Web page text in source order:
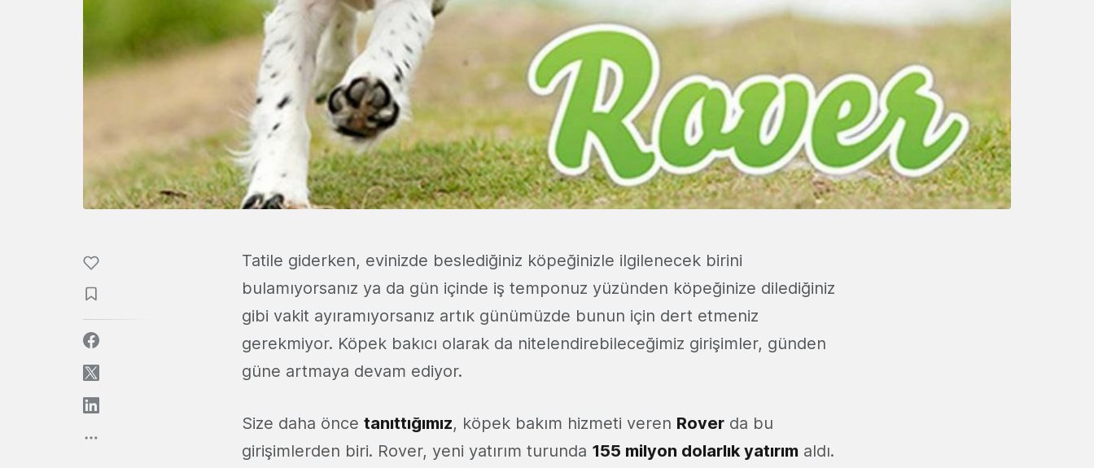
Tatile giderken, evinizde beslediğiniz köpeğinizle ilgilenecek birini
bulamıyorsanız ya da gün içinde iş temponuz yüzünden köpeğinize dilediğiniz
gibi vakit ayıramıyorsanız artık günümüzde bunun için dert etmeniz
gerekmiyor. Köpek bakıcı olarak da nitelendirebileceğimiz girişimler, günden
güne artmaya devam ediyor.
Size daha önce tanıttığımız, köpek bakım hizmeti veren Rover da bu
girişimlerden biri. Rover, yeni yatırım turunda 155 milyon dolarlık yatırım aldı.